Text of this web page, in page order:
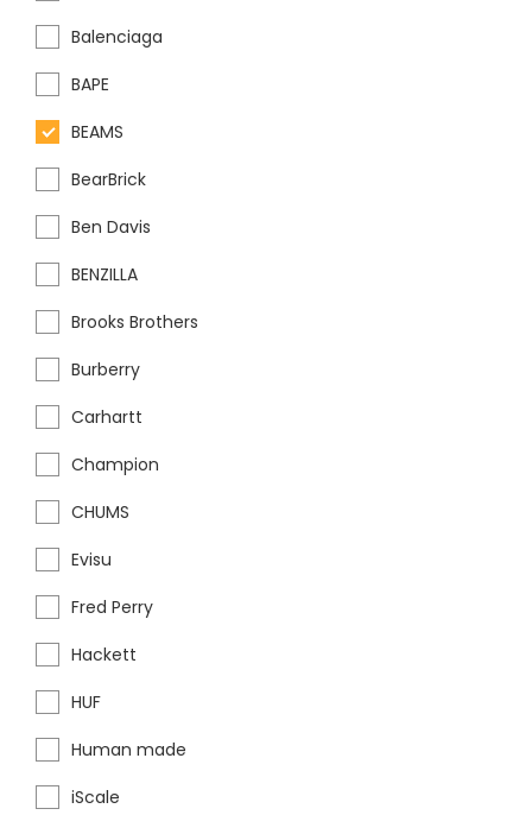
Balenciaga
BAPE
BEAMS
BearBrick
Ben Davis
BENZILLA
Brooks Brothers
Burberry
Carhartt
Champion
CHUMS
Evisu
Fred Perry
Hackett
HUF
Human made
iScale